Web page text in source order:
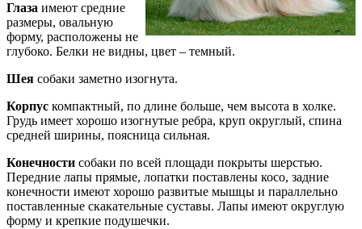
Глаза имеют средние
размеры, овальную
форму, расположены не
глубоко. Белки не видны, цвет – темный.
Шея собаки заметно изогнута.
Корпус компактный, по длине больше, чем высота в холке.
Грудь имеет хорошо изогнутые ребра, круп округлый, спина
средней ширины, поясница сильная.
Конечности собаки по всей площади покрыты шерстью.
Передние лапы прямые, лопатки поставлены косо, задние
конечности имеют хорошо развитые мышцы и параллельно
поставленные скакательные суставы. Лапы имеют округлую
форму и крепкие подушечки.